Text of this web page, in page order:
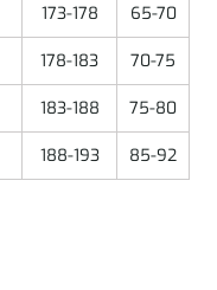
173-178 65-70
178-183 70-75
183-188 75-80
188-193 85-92